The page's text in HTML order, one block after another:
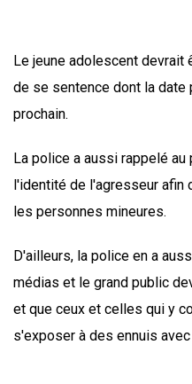
Le jeune adolescent devrait
de se sentence dont la
prochain.
La police a aussi rappelé
l'identité de l'agresseur afin
les personnes mineures.
D'ailleurs, la police en a
médias et le grand public
et que ceux et celles qui y
s'exposer à des ennuis